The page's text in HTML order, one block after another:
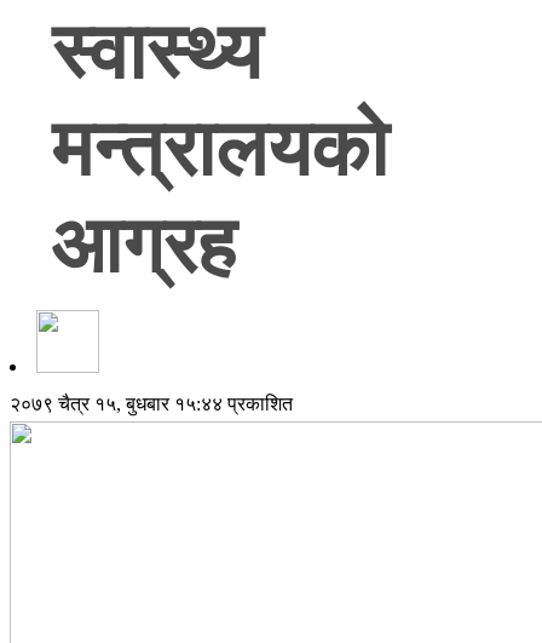
स्वास्थ्य
मन्त्रालयको
आग्रह
२०७९ चैत्र १५, बुधबार १५:४४ प्रकाशित